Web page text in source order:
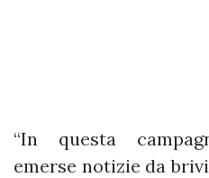
“In questa
emerse notizie da